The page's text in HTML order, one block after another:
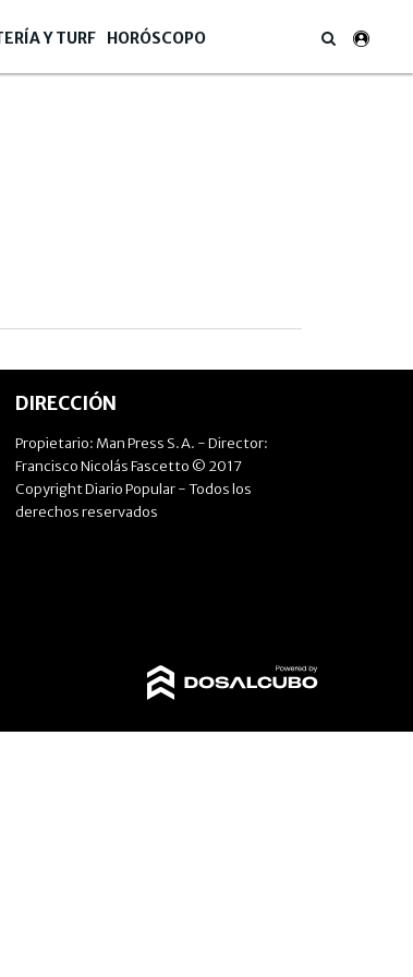
Y TURF HORÓSCOPO
DIRECCIÓN
Propietario: Man Press S.A. - Director:
Francisco Nicolás Fascetto © 2017
Copyright Diario Popular - Todos los
derechos reservados